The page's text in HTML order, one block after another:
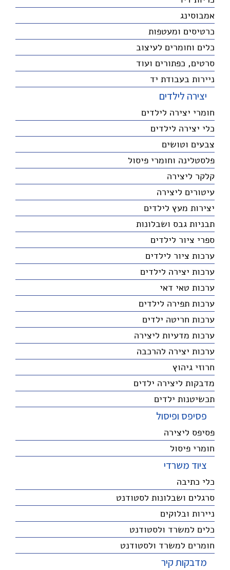
אמבוסינג
כרטיסים ומעטפות
כלים וחומרים לעיצוב
סרטים, כפתורים ועוד
ניירות בעבודת יד
יצירה לילדים
חומרי יצירה לילדים
כלי יצירה לילדים
צבעים וטושים
פלסטלינה וחומרי פיסול
קלקר ליצירה
עיטורים ליצירה
יצירות מעץ לילדים
תבניות גבס ושבלונות
ספרי ציור לילדים
ערכות ציור לילדים
ערכות יצירה לילדים
ערכות טאי דאי
ערכות תפירה לילדים
ערכות חריטה ילדים
ערכות מדעיות ליצירה
ערכות יצירה להרכבה
חרוזי גיהוץ
מדבקות ליצירה ילדים
תכשיטנות ילדים
פסיפס ופיסול
פסיפס ליצירה
חומרי פיסול
ציוד משרדי
כלי כתיבה
סרגלים ושבלונות לסטודנט
ניירות ובלוקים
כלים למשרד ולסטודנט
חומרים למשרד ולסטודנט
מדבקות קיר